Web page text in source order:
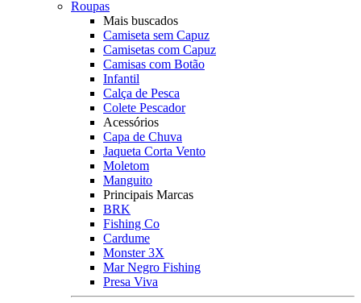
Roupas
Mais buscados
Camiseta sem Capuz
Camisetas com Capuz
Camisas com Botão
Infantil
Calça de Pesca
Colete Pescador
Acessórios
Capa de Chuva
Jaqueta Corta Vento
Moletom
Manguito
Principais Marcas
BRK
Fishing Co
Cardume
Monster 3X
Mar Negro Fishing
Presa Viva